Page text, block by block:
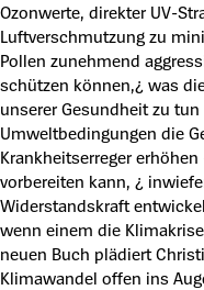
Ozonwerte, direkter UV-
Luftverschmutzung zu
Pollen zunehmend
schützen können,¿ was
unserer Gesundheit zu
Umweltbedingungen die
Krankheitserreger
vorbereiten kann, ¿
Widerstandskraft
wenn einem die
neuen Buch plädiert
Klimawandel offen ins